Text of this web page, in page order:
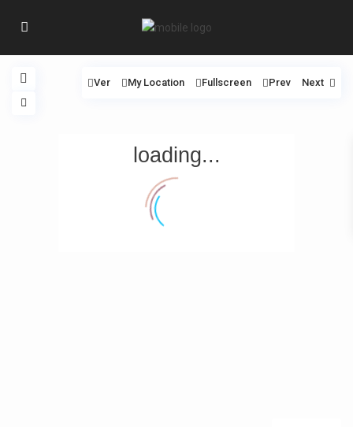
loading...
Ver My Location Fullscreen Prev Next